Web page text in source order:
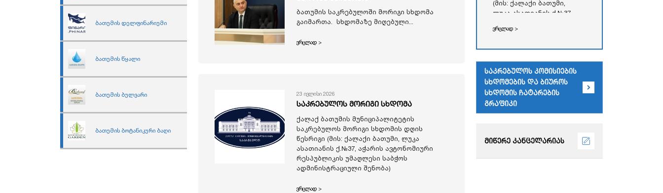
ბათუმის დელფინარიუმი
ბათუმის წყალი
ბათუმის ბულვარი
ბათუმის ბოტანიკური ბაღი
ბათუმის საკრებულოში მორიგი სხდომა
გაიმართა. სხდომაზე მიღებული...
ვრცლად >
23 ივლისი 2026
საკრებულოს მორიგი სხდომა
ქალაქ ბათუმის მუნიციპალიტეტის
საკრებულოს მორიგი სხდომის დღის
წესრიგი (მის: ქალაქი ბათუმი, ლუკა
ასათიანის ქ.№37, აჭარის ავტონომიური
რესპუბლიკის უმაღლესი საბჭოს
ადმინისტრაციული შენობა)
ვრცლად >
(მის: ქალაქი ბათუმი,
ლუკა ასათიანის ქ.№37,
რესპუბლიკის უმაღლესი
ადმინისტრაციული
შენობა)
ვრცლად >
საკრებულოს კომისიების
სხდომების და ბიუროს
სხდომის ჩატარების
გრაფიკი
მიწერე კანცელარიას